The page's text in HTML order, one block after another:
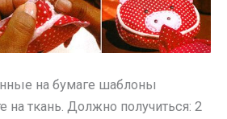
на бумаге шаблоны
на ткань. Должно получиться: 2